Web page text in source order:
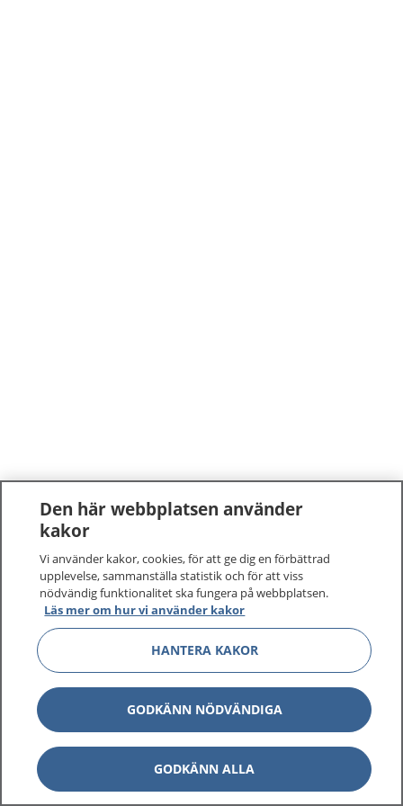
Den här webbplatsen använder
kakor
Vi använder kakor, cookies, för att ge dig en förbättrad
upplevelse, sammanställa statistik och för att viss
nödvändig funktionalitet ska fungera på webbplatsen.
Läs mer om hur vi använder kakor
HANTERA KAKOR
GODKÄNN NÖDVÄNDIGA
GODKÄNN ALLA